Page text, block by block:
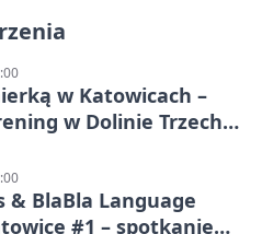
w Katowicach –
w Dolinie Trzech
& BlaBla Language
#1 – spotkanie